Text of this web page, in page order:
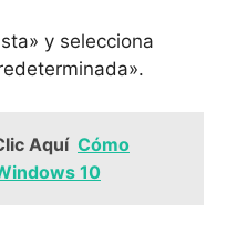
y selecciona
Aquí Cómo
10